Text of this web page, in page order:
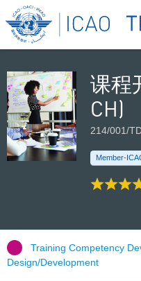
课程
CH)
214/001/
Member-
Training Competency
Design/Development